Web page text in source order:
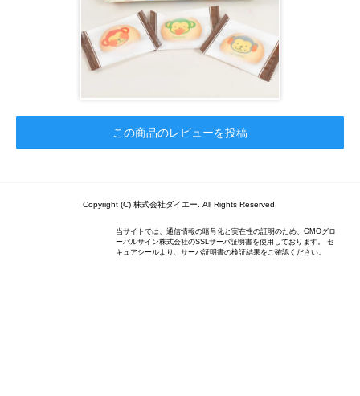
この商品のレビューを投稿
Copyright (C) 株式会社ダイエー. All Rights Reserved.
当サイトでは、通信情報の暗号化と実在性の証明のため、GMOグロ
ーバルサイン株式会社のSSLサーバ証明書を使用しております。 セ
キュアシールより、サーバ証明書の検証結果をご確認ください。